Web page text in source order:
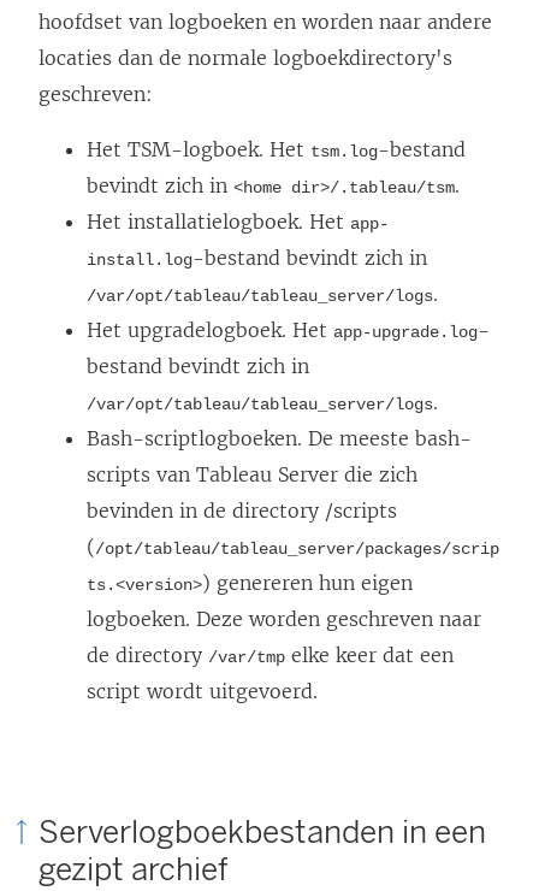
hoofdset van logboeken en worden naar andere
locaties dan de normale logboekdirectory's
geschreven:
Het TSM-logboek. Het tsm.log-bestand
bevindt zich in <home dir>/.tableau/tsm.
Het installatielogboek. Het app-
install.log-bestand bevindt zich in
/var/opt/tableau/tableau_server/logs.
Het upgradelogboek. Het app-upgrade.log-
bestand bevindt zich in
/var/opt/tableau/tableau_server/logs.
Bash-scriptlogboeken. De meeste bash-
scripts van Tableau Server die zich
bevinden in de directory /scripts
(/opt/tableau/tableau_server/packages/scrip
ts.<version>) genereren hun eigen
logboeken. Deze worden geschreven naar
de directory /var/tmp elke keer dat een
script wordt uitgevoerd.
Serverlogboekbestanden in een
gezipt archief